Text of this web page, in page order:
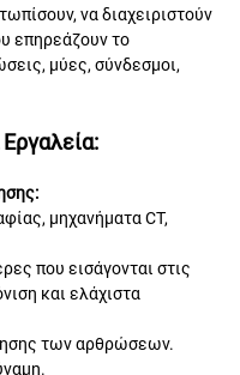
να διαχειριστούν
επηρεάζουν το
μύες, σύνδεσμοι,
μηχανήματα CT,
που εισάγονται στις
και ελάχιστα
των αρθρώσεων.